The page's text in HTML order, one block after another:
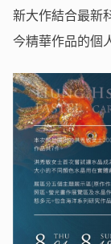
新大作結合最新
今精華作品的個